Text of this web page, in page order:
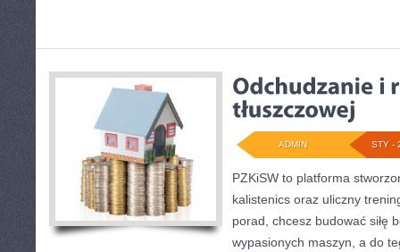
STY -
ADMIN
PZKiSW to platforma
kalistenics oraz uliczny
porad, chcesz budować siłę
wypasionych maszyn, a do